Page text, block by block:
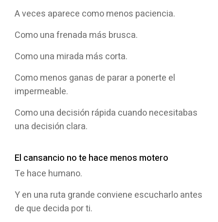
A veces aparece como menos paciencia.
Como una frenada más brusca.
Como una mirada más corta.
Como menos ganas de parar a ponerte el
impermeable.
Como una decisión rápida cuando necesitabas
una decisión clara.
El cansancio no te hace menos motero
Te hace humano.
Y en una ruta grande conviene escucharlo antes
de que decida por ti.